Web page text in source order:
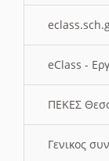
eClass -
ΠΕΚΕΣ
Γενικος